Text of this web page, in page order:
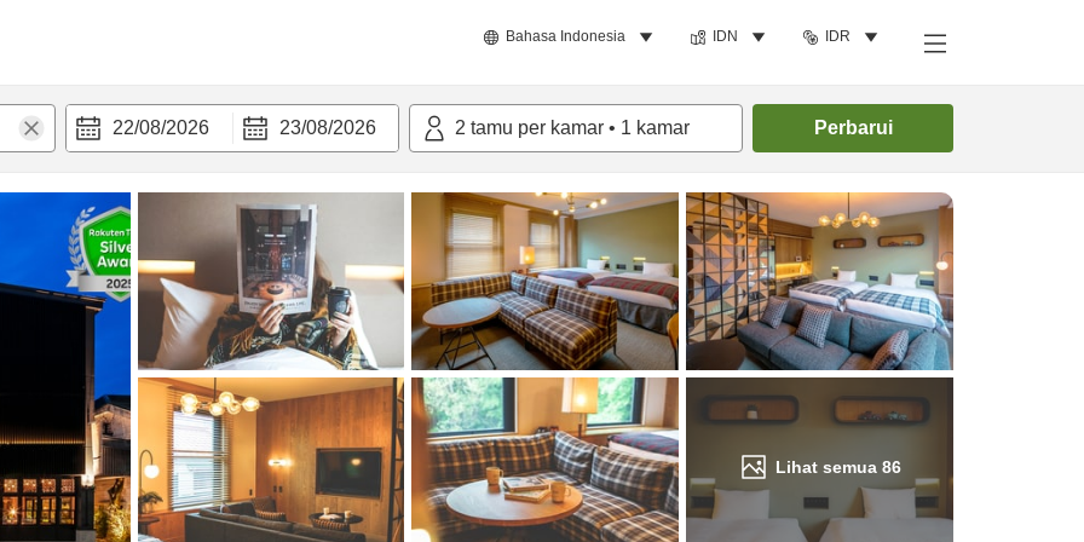
Bahasa Indonesia IDN IDR
22/08/2026 23/08/2026 2 tamu per kamar • 1 kamar Perbarui
Lihat semua 86
Cari kamar